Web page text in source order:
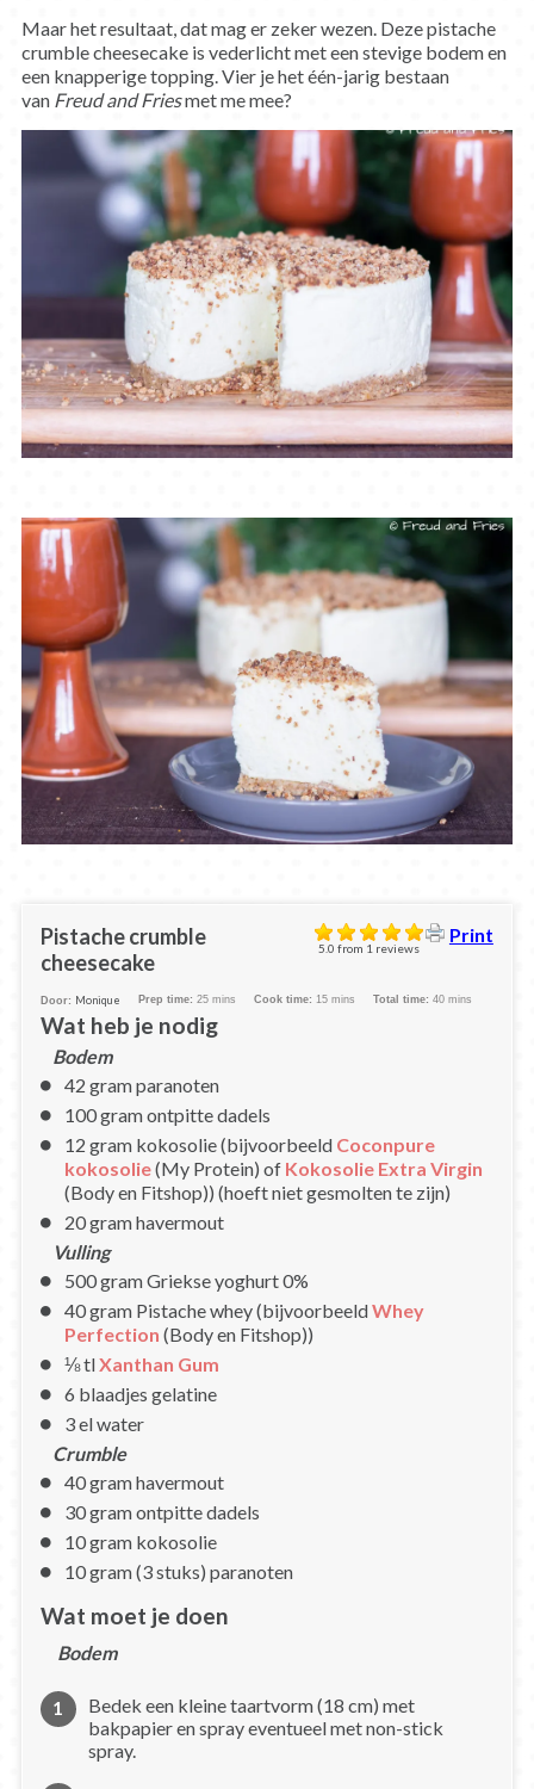
Maar het resultaat, dat mag er zeker wezen. Deze pistache
crumble cheesecake is vederlicht met een stevige bodem en
een knapperige topping. Vier je het één-jarig bestaan
van Freud and Friesmet me mee?
Pistache crumble
cheesecake
5.0 from 1 reviews
Print
Door: Monique Prep time: 25 mins Cook time: 15 mins Total time: 40 mins
Wat heb je nodig
Bodem
42 gram paranoten
100 gram ontpitte dadels
12 gram kokosolie (bijvoorbeeld Coconpure
kokosolie(My Protein) of Kokosolie Extra Virgin
(Body en Fitshop)) (hoeft niet gesmolten te zijn)
20 gram havermout
Vulling
500 gram Griekse yoghurt 0%
40 gram Pistache whey (bijvoorbeeldWhey
Perfection (Body en Fitshop))
⅛ tlXanthan Gum
6 blaadjes gelatine
3 el water
Crumble
40 gram havermout
30 gram ontpitte dadels
10 gram kokosolie
10 gram (3 stuks) paranoten
Wat moet je doen
Bodem
Bedek een kleine taartvorm (18 cm) met
bakpapier en spray eventueel met non-stick
spray.